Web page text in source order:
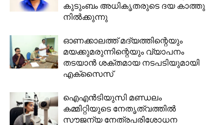
കുടുംബം അധികൃതരുടെ ദയ കാത്തു
നില്‍ക്കുന്നു
ഓണക്കാലത്ത് മദ്യത്തിന്റെയും
മയക്കുമരുന്നിന്റെയും വ്യാപനം
തടയാൻ ശക്തമായ നടപടിയുമായി
എക്സൈസ്
ഐഎൻടിയുസി മണ്ഡലം
കമ്മിറ്റിയുടെ നേതൃത്വത്തിൽ
സൗജന്യ നേത്രപരിശോധന